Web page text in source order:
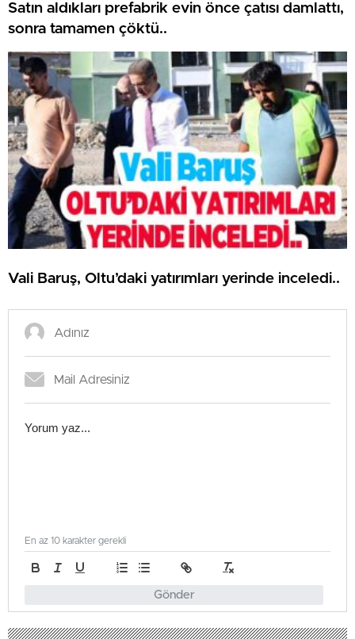
Satın aldıkları prefabrik evin önce çatısı damlattı,
sonra tamamen çöktü..
Vali Baruş, Oltu’daki yatırımları yerinde inceledi..
Gönder
En az 10 karakter gerekli